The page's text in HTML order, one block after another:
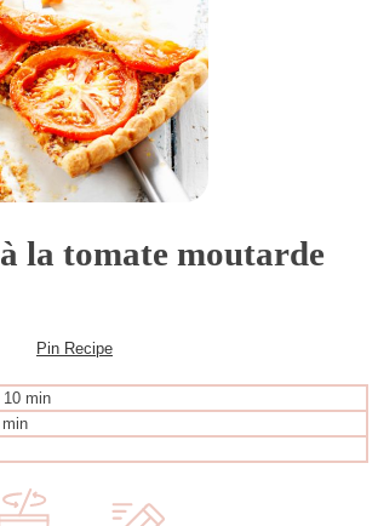
la tomate moutarde
Pin Recipe
10m
i
n
u
t
e
min
u
min